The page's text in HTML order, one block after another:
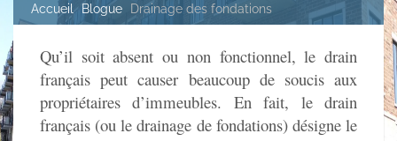
Accueil Blogue Drainage des fondations
Qu’il soit absent ou non fonctionnel, le drain
français peut causer beaucoup de soucis aux
propriétaires d’immeubles. En fait, le drain
français (ou le drainage de fondations) désigne le